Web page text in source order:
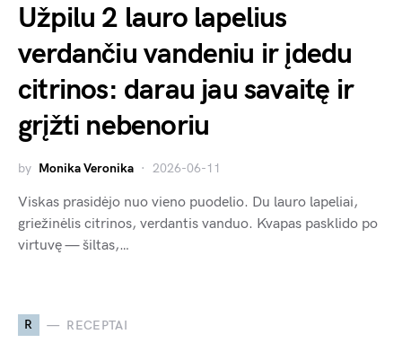
Užpilu 2 lauro lapelius
verdančiu vandeniu ir įdedu
citrinos: darau jau savaitę ir
grįžti nebenoriu
by Monika Veronika 2026-06-11
Viskas prasidėjo nuo vieno puodelio. Du lauro lapeliai,
griežinėlis citrinos, verdantis vanduo. Kvapas pasklido po
virtuvę — šiltas,…
R RECEPTAI